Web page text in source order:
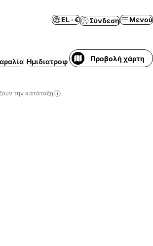
EL · € Σύνδεση Μενού
Ημιδιατροφή Επιπλωμένο
Προβολή χάρτη
την κατάταξη
αγαπημένα